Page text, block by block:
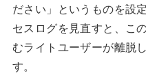
ださい」というものを設
セスログを見直すと、こ
むライトユーザーが離脱
す。